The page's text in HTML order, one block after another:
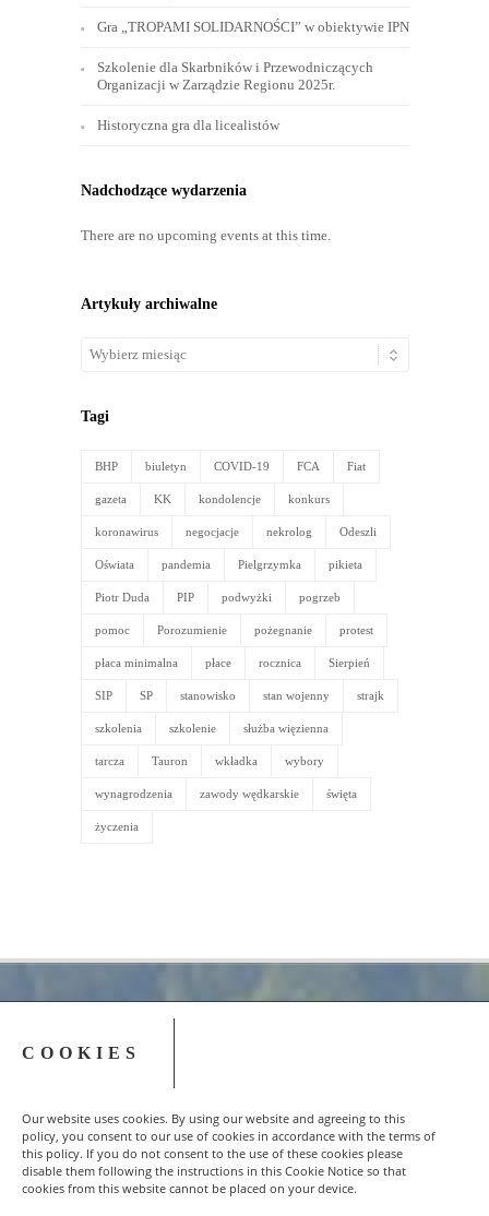
COOKIES
Our website uses cookies. By using our website and agreeing to this
policy, you consent to our use of cookies in accordance with the terms of
this policy. If you do not consent to the use of these cookies please
disable them following the instructions in this Cookie Notice so that
cookies from this website cannot be placed on your device.
Gra „TROPAMI SOLIDARNOŚCI” w obiektywie IPN
Szkolenie dla Skarbników i Przewodniczących
Organizacji w Zarządzie Regionu 2025r.
Historyczna gra dla licealistów
Nadchodzące wydarzenia
There are no upcoming events at this time.
Artykuły archiwalne
Artykuły
Tagi
BHP biuletyn COVID-19 FCA Fiat
gazeta KK kondolencje konkurs
koronawirus negocjacje nekrolog Odeszli
Oświata pandemia Pielgrzymka pikieta
Piotr Duda PIP podwyżki pogrzeb
pomoc Porozumienie pożegnanie protest
płaca minimalna płace rocznica Sierpień
SIP SP stanowisko stan wojenny strajk
szkolenia szkolenie służba więzienna
tarcza Tauron wkładka wybory
wynagrodzenia zawody wędkarskie święta
życzenia
UserOnline
9 UsersOnline